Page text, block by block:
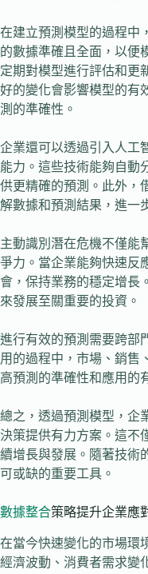
在建立預測模型的過程中
的數據準確且全面，以便
定期對模型進行評估和更
好的變化會影響模型的有
測的準確性。
企業還可以透過引入人工
能力。這些技術能夠自動
供更精確的預測。此外，
解數據和預測結果，進一
主動識別潛在危機不僅能
爭力。當企業能夠快速反
會，保持業務的穩定增長
來發展至關重要的投資。
進行有效的預測需要跨部
用的過程中，市場、銷售
高預測的準確性和應用的
總之，透過預測模型，企
決策提供有力方案。這不
續增長與發展。隨著技術
可或缺的重要工具。
數據整合策略提升企業應
在當今快速變化的市場環
經濟波動、消費者需求變